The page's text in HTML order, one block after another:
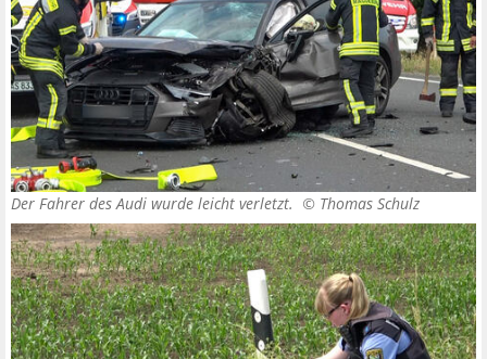
Der Fahrer des Audi wurde leicht verletzt. © Thomas Schulz